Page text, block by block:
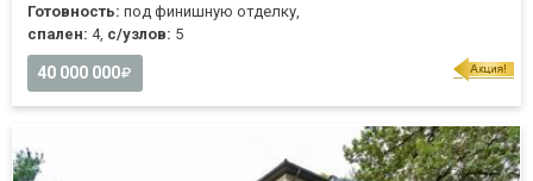
Готовность: под финишную отделку,
спален: 4, с/узлов: 5
40 000 000